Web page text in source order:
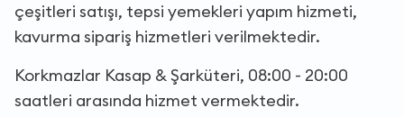
çeşitleri satışı, tepsi yemekleri yapım hizmeti,
kavurma sipariş hizmetleri verilmektedir.
Korkmazlar Kasap & Şarküteri, 08:00 - 20:00
saatleri arasında hizmet vermektedir.